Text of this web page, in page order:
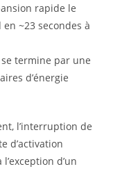
rapide le
~23 secondes à
termine par une
d’énergie
l’interruption de
d’activation
d’un